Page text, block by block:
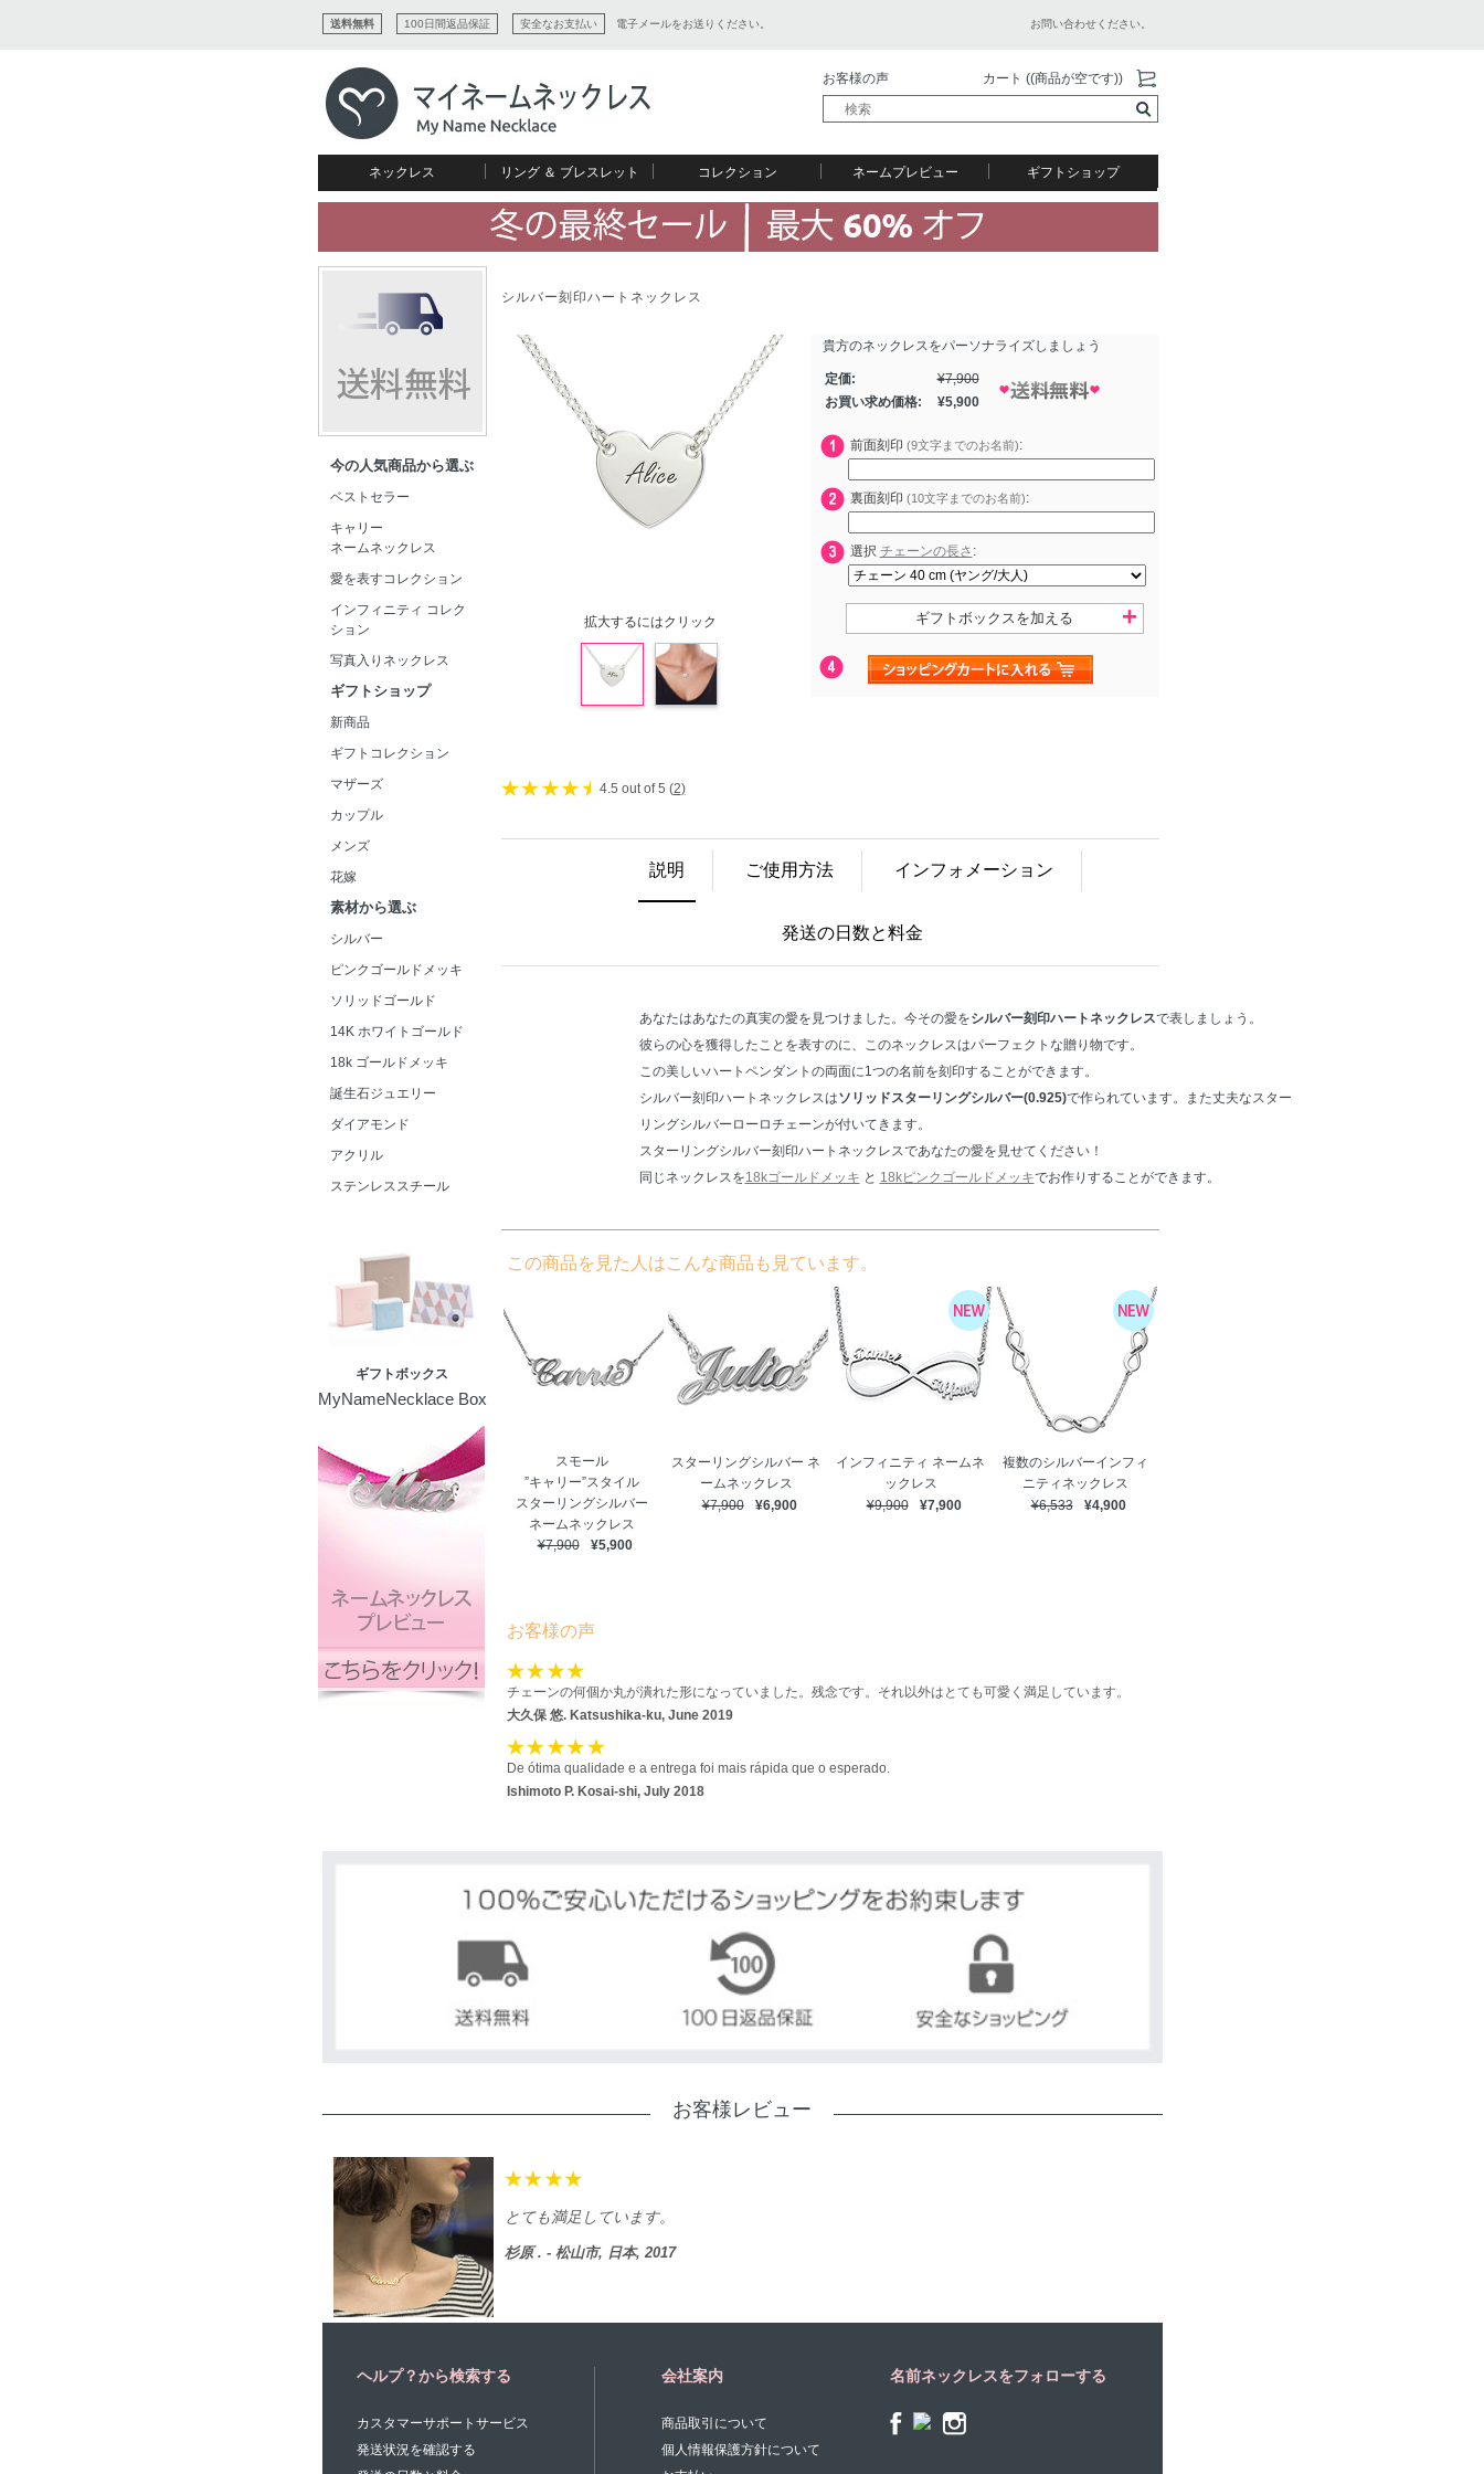
送料無料 100日間返品保証 安全なお支払い 電子メールをお送りください。 お問い合わせください。
お客様の声 カート ((商品が空です))
ネックレス
すべてコレクションを見る
ネームネックレス
プチネームネックレス
リング ＆ ブレスレット
リング
愛のブレスレット
コレクション
愛を表すコレクション
イニシャルジュエリー
誕生石コレクション
バーネックレスコレクション
ディスクとサークルのコレクション
ネームプレビュー
ネームプレビュー
ギフトショップ
マザーズ
メンズ
ギフトコレクション
今の人気商品から選ぶ
ベストセラー
キャリー
ネームネックレス
愛を表すコレクション
インフィニティ コレク
ション
写真入りネックレス
ギフトショップ
新商品
ギフトコレクション
マザーズ
カップル
メンズ
花嫁
素材から選ぶ
シルバー
ピンクゴールドメッキ
ソリッドゴールド
14K ホワイトゴールド
18k ゴールドメッキ
誕生石ジュエリー
ダイアモンド
アクリル
ステンレススチール
ギフトボックス
MyNameNecklace Box
シルバー刻印ハートネックレス
拡大するにはクリック
4.5 out of 5 (2)
貴方のネックレスをパーソナライズしましょう
定価: ¥7,900
お買い求め価格:
¥5,900
前面刻印 (9文字までのお名前):
裏面刻印 (10文字までのお名前):
選択 チェーンの長さ :
ギフトボックスを加える
説明 ご使用方法 インフォメーション
発送の日数と料金
あなたはあなたの真実の愛を見つけました。今その愛をシルバー刻印ハートネックレスで表しましょう。
彼らの心を獲得したことを表すのに、このネックレスはパーフェクトな贈り物です。
この美しいハートペンダントの両面に1つの名前を刻印することができます。
シルバー刻印ハートネックレスはソリッドスターリングシルバー(0.925)で作られています。また丈夫なスター
リングシルバーローロチェーンが付いてきます。
スターリングシルバー刻印ハートネックレスであなたの愛を見せてください！
同じネックレスを18kゴールドメッキ と 18kピンクゴールドメッキでお作りすることができます。
この商品を見た人はこんな商品も見ています。
スモール
”キャリー”スタイル
スターリングシルバー
ネームネックレス
¥7,900
¥5,900
スターリングシルバー ネ
ームネックレス
¥7,900
¥6,900
インフィニティ ネームネ
ックレス
¥9,900
¥7,900
複数のシルバーインフィ
ニティネックレス
¥6,533
¥4,900
お客様の声
チェーンの何個か丸が潰れた形になっていました。残念です。それ以外はとても可愛く満足しています。
大久保 悠.Katsushika-ku, June 2019
De ótima qualidade e a entrega foi mais rápida que o esperado.
Ishimoto P.Kosai-shi, July 2018
お客様レビュー
とても満足しています。
杉原 . - 松山市, 日本, 2017
ヘルプ？から検索する
カスタマーサポートサービス
発送状況を確認する
会社案内
商品取引について
個人情報保護方針について
名前ネックレスをフォローする